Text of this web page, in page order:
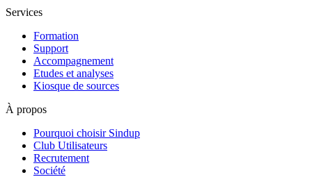
Services
Formation
Support
Accompagnement
Etudes et analyses
Kiosque de sources
À propos
Pourquoi choisir Sindup
Club Utilisateurs
Recrutement
Société